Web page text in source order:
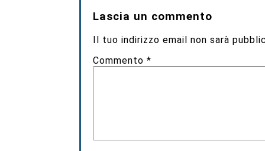
Lascia un commento
Il tuo indirizzo email non sarà
Commento*